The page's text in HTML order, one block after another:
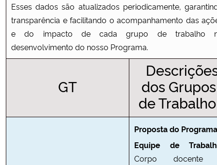
Esses dados são atualizados periodicamente,
transparência e facilitando o acompanhamento das
e do impacto de cada grupo de trabalho
desenvolvimento do nosso Programa.
GT
dos Grupos
de
Proposta do Programa
Equipe de
Corpo docente